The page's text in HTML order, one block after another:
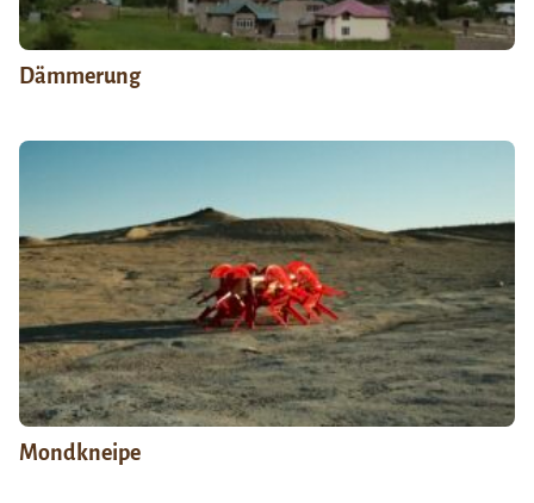
Dämmerung
Mondkneipe